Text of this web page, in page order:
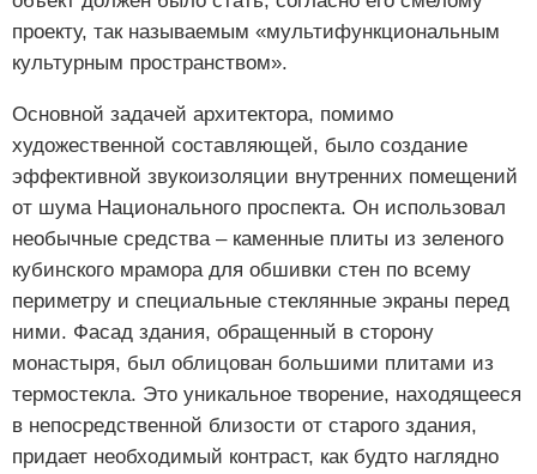
проекту, так называемым «мультифункциональным
культурным пространством».
Основной задачей архитектора, помимо
художественной составляющей, было создание
эффективной звукоизоляции внутренних помещений
от шума Национального проспекта. Он использовал
необычные средства – каменные плиты из зеленого
кубинского мрамора для обшивки стен по всему
периметру и специальные стеклянные экраны перед
ними. Фасад здания, обращенный в сторону
монастыря, был облицован большими плитами из
термостекла. Это уникальное творение, находящееся
в непосредственной близости от старого здания,
придает необходимый контраст, как будто наглядно